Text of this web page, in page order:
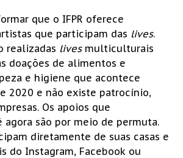
que o IFPR oferece
que participam das lives.
realizadas livesmulticulturais
doações de alimentos e
e higiene que acontece
2020 e não existe patrocínio,
Os apoios que
agora são por meio de permuta.
diretamente de suas casas e
do Instagram, Facebook ou